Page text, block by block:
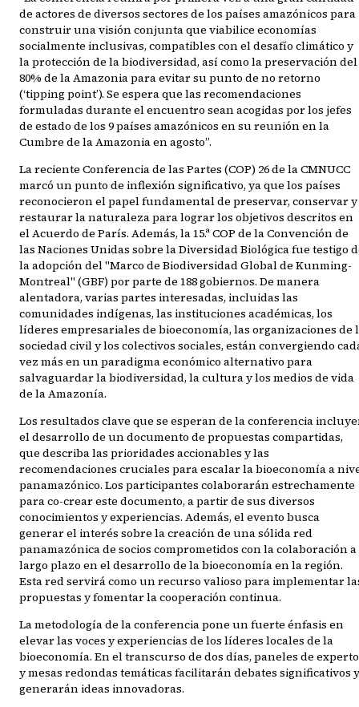
de actores de diversos sectores de los países amazónicos para
construir una visión conjunta que viabilice economías
socialmente inclusivas, compatibles con el desafío climático y
la protección de la biodiversidad, así como la preservación del
80% de la Amazonia para evitar su punto de no retorno
(‘tipping point’). Se espera que las recomendaciones
formuladas durante el encuentro sean acogidas por los jefes
de estado de los 9 países amazónicos en su reunión en la
Cumbre de la Amazonia en agosto”.
La reciente Conferencia de las Partes (COP) 26 de la CMNUCC
marcó un punto de inflexión significativo, ya que los países
reconocieron el papel fundamental de preservar, conservar y
restaurar la naturaleza para lograr los objetivos descritos en
el Acuerdo de París. Además, la 15.ª COP de la Convención de
las Naciones Unidas sobre la Diversidad Biológica fue testigo
la adopción del "Marco de Biodiversidad Global de Kunming-
Montreal" (GBF) por parte de 188 gobiernos. De manera
alentadora, varias partes interesadas, incluidas las
comunidades indígenas, las instituciones académicas, los
líderes empresariales de bioeconomía, las organizaciones de
sociedad civil y los colectivos sociales, están convergiendo
vez más en un paradigma económico alternativo para
salvaguardar la biodiversidad, la cultura y los medios de vida
de la Amazonía.
Los resultados clave que se esperan de la conferencia
el desarrollo de un documento de propuestas compartidas,
que describa las prioridades accionables y las
recomendaciones cruciales para escalar la bioeconomía a
panamazónico. Los participantes colaborarán estrechamente
para co-crear este documento, a partir de sus diversos
conocimientos y experiencias. Además, el evento busca
generar el interés sobre la creación de una sólida red
panamazónica de socios comprometidos con la colaboración a
largo plazo en el desarrollo de la bioeconomía en la región.
Esta red servirá como un recurso valioso para implementar
propuestas y fomentar la cooperación continua.
La metodología de la conferencia pone un fuerte énfasis en
elevar las voces y experiencias de los líderes locales de la
bioeconomía. En el transcurso de dos días, paneles de
y mesas redondas temáticas facilitarán debates significativos y
generarán ideas innovadoras.